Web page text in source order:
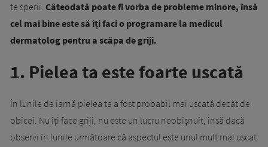
te sperii. Câteodată poate fi vorba de probleme minore, însă
cel mai bine este să îți faci o programare la medicul
dermatolog pentru a scăpa de griji.
1. Pielea ta este foarte uscată
În lunile de iarnă pielea ta a fost probabil mai uscată decât de
obicei. Nu îți face griji, nu este un lucru neobișnuit, însă dacă
observi în lunile următoare că aspectul este unul mult mai uscat